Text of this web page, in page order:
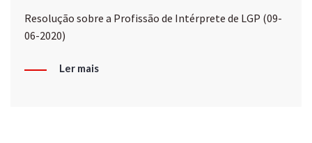
Resolução sobre a Profissão de Intérprete de LGP (09-
06-2020)
Ler mais